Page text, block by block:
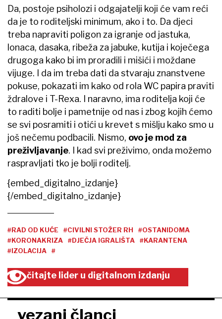
Da, postoje psiholozi i odgajatelji koji će vam reći
da je to roditeljski minimum, ako i to. Da djeci
treba napraviti poligon za igranje od jastuka,
lonaca, dasaka, ribeža za jabuke, kutija i koječega
drugoga kako bi im proradili i mišići i moždane
vijuge. I da im treba dati da stvaraju znanstvene
pokuse, pokazati im kako od rola WC papira praviti
ždralove i T-Rexa. I naravno, ima roditelja koji će
to raditi bolje i pametnije od nas i zbog kojih ćemo
se svi posramiti i otići u krevet s mišlju kako smo u
još nečemu podbacili. Nismo, ovo je mod za
preživljavanje. I kad svi preživimo, onda možemo
raspravljati tko je bolji roditelj.
{embed_digitalno_izdanje}
{/embed_digitalno_izdanje}
#RAD OD KUĆE #CIVILNI STOŽER RH
#OSTANIDOMA
#KORONAKRIZA
#DJEČJA IGRALIŠTA
#KARANTENA
#IZOLACIJA
#
čitajte lider u digitalnom izdanju
vezani članci